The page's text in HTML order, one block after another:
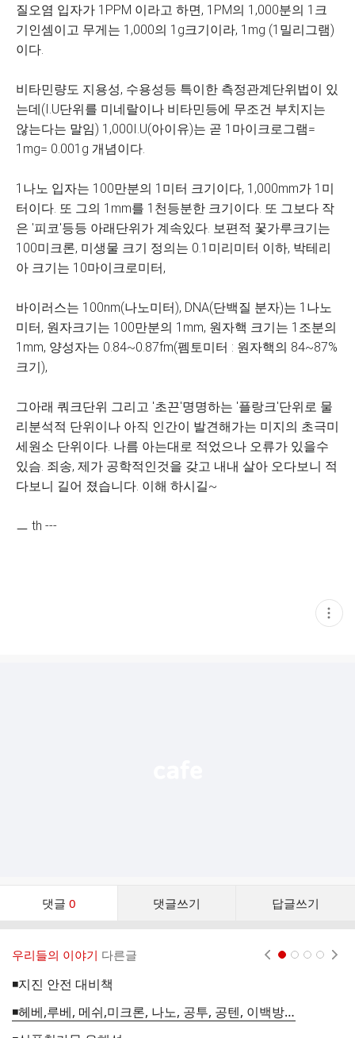
질오염 입자가 1PPM 이라고 하면, 1PM의 1,000분의 1크
기인셈이고 무게는 1,000의 1g크기이라, 1mg (1밀리그램)
이다.
비타민량도 지용성, 수용성등 특이한 측정관계단위법이 있
는데(I.U단위를 미네랄이나 비타민등에 무조건 부치지는
않는다는 말임) 1,000I.U(아이유)는 곧 1마이크로그램=
1mg= 0.001g 개념이다.
1나노 입자는 100만분의 1미터 크기이다, 1,000mm가 1미
터이다. 또 그의 1mm를 1천등분한 크기이다. 또 그보다 작
은 '피코'등등 아래단위가 계속있다. 보편적 꿏가루크기는
100미크론, 미생물 크기 정의는 0.1미리미터 이하, 박테리
아 크기는 10마이크로미터,
바이러스는 100nm(나노미터), DNA(단백질 분자)는 1나노
미터, 원자크기는 100만분의 1mm, 원자핵 크기는 1조분의
1mm, 양성자는 0.84~0.87fm(펨토미터 : 원자핵의 84~87%
크기),
그아래 쿼크단위 그리고 '초끈'명명하는 '플랑크'단위로 물
리분석적 단위이나 아직 인간이 발견해가는 미지의 초극미
세원소 단위이다. 나름 아는대로 적었으나 오류가 있을수
있슴. 죄송, 제가 공학적인것을 갖고 내내 살아 오다보니 적
다보니 길어 졌습니다. 이해 하시길~
ㅡ th ---
현
재
댓글 0 댓글쓰기 답글쓰기
댓
우리들의 이야기 다른글
◾지진 안전 대비책
◾헤베,루베, 메쉬,미크론, 나노, 공투, 공텐, 이백방,천방...., 헷갈리는 단위